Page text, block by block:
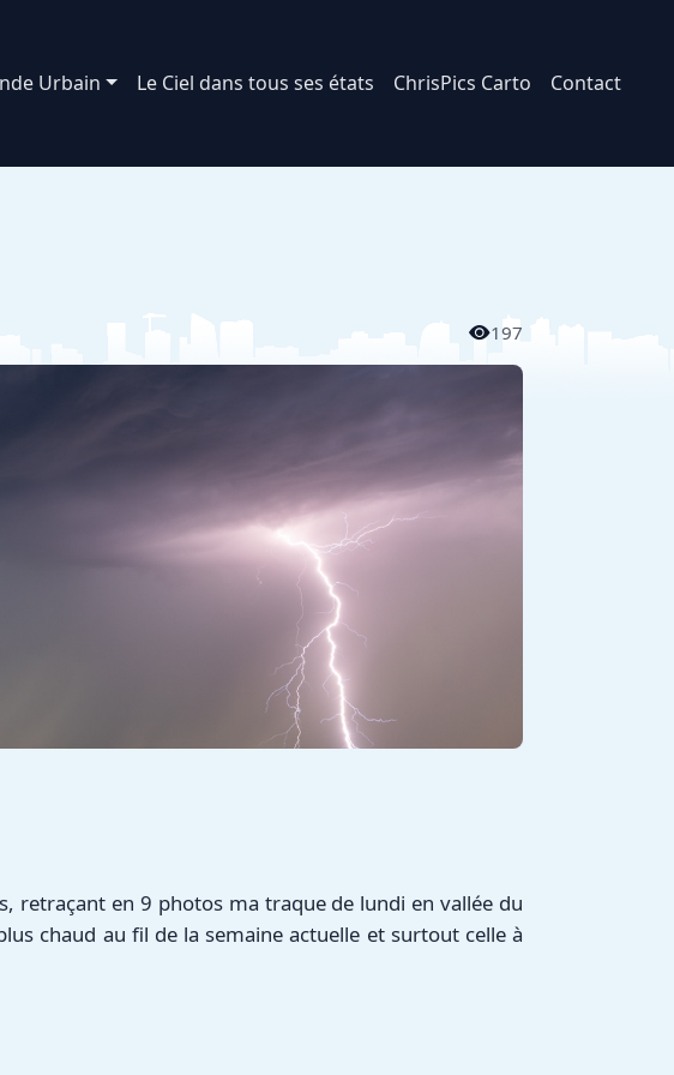
Urbain Le Ciel dans tous ses états ChrisPics Carto Contact
197
retraçant en 9 photos ma traque de lundi en vallée du
chaud au fil de la semaine actuelle et surtout celle à